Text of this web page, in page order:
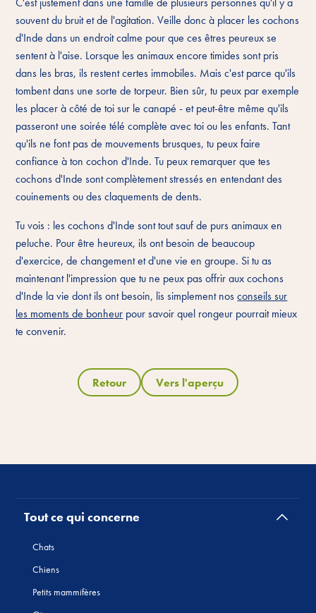
souvent du bruit et de l'agitation. Veille donc à placer les cochons
d'Inde dans un endroit calme pour que ces êtres peureux se
sentent à l'aise. Lorsque les animaux encore timides sont pris
dans les bras, ils restent certes immobiles. Mais c'est parce qu'ils
tombent dans une sorte de torpeur. Bien sûr, tu peux par exemple
les placer à côté de toi sur le canapé - et peut-être même qu'ils
passeront une soirée télé complète avec toi ou les enfants. Tant
qu'ils ne font pas de mouvements brusques, tu peux faire
confiance à ton cochon d'Inde. Tu peux remarquer que tes
cochons d'Inde sont complètement stressés en entendant des
couinements ou des claquements de dents.
Tu vois : les cochons d'Inde sont tout sauf de purs animaux en
peluche. Pour être heureux, ils ont besoin de beaucoup
d'exercice, de changement et d'une vie en groupe. Si tu as
maintenant l'impression que tu ne peux pas offrir aux cochons
d'Inde la vie dont ils ont besoin, lis simplement nosconseils sur
les moments de bonheur pour savoir quel rongeur pourrait mieux
te convenir.
Retour Vers l'aperçu
Tout ce qui concerne
Chats
Chiens
Petits mammifères